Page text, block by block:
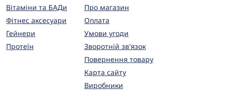
Вітаміни та БАДи
Фітнес аксесуари
Гейнери
Протеїн
Про магазин
Оплата
Умови угоди
Зворотній зв'язок
Повернення товару
Карта сайту
Виробники